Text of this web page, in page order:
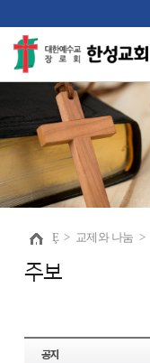
Ȩ > 교제와 나눔 >
주보
공지